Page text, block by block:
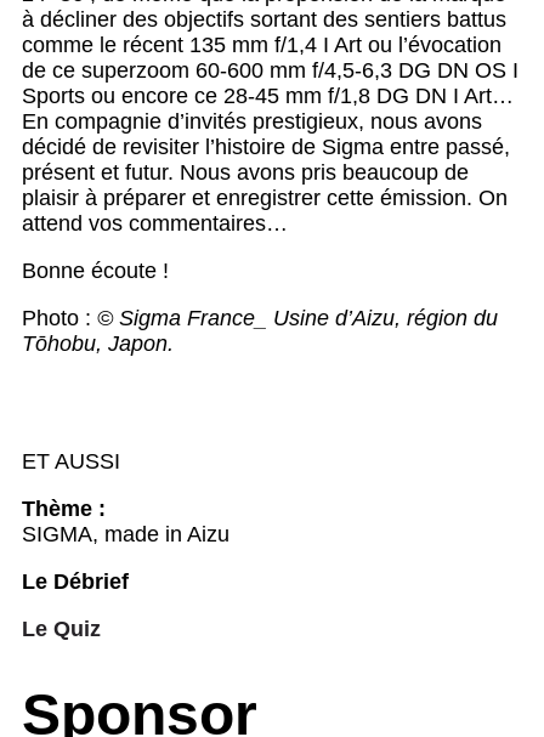
à décliner des objectifs sortant des sentiers battus
comme le récent 135 mm f/1,4 I Art ou l’évocation
de ce superzoom 60-600 mm f/4,5-6,3 DG DN OS I
Sports ou encore ce 28-45 mm f/1,8 DG DN I Art…
En compagnie d’invités prestigieux, nous avons
décidé de revisiter l’histoire de Sigma entre passé,
présent et futur. Nous avons pris beaucoup de
plaisir à préparer et enregistrer cette émission. On
attend vos commentaires…
Bonne écoute !
Photo : © Sigma France_ Usine d’Aizu, région du
Tōhobu, Japon.
ET AUSSI
Thème :
SIGMA, made in Aizu
Le Débrief
Le Quiz
Sponsor